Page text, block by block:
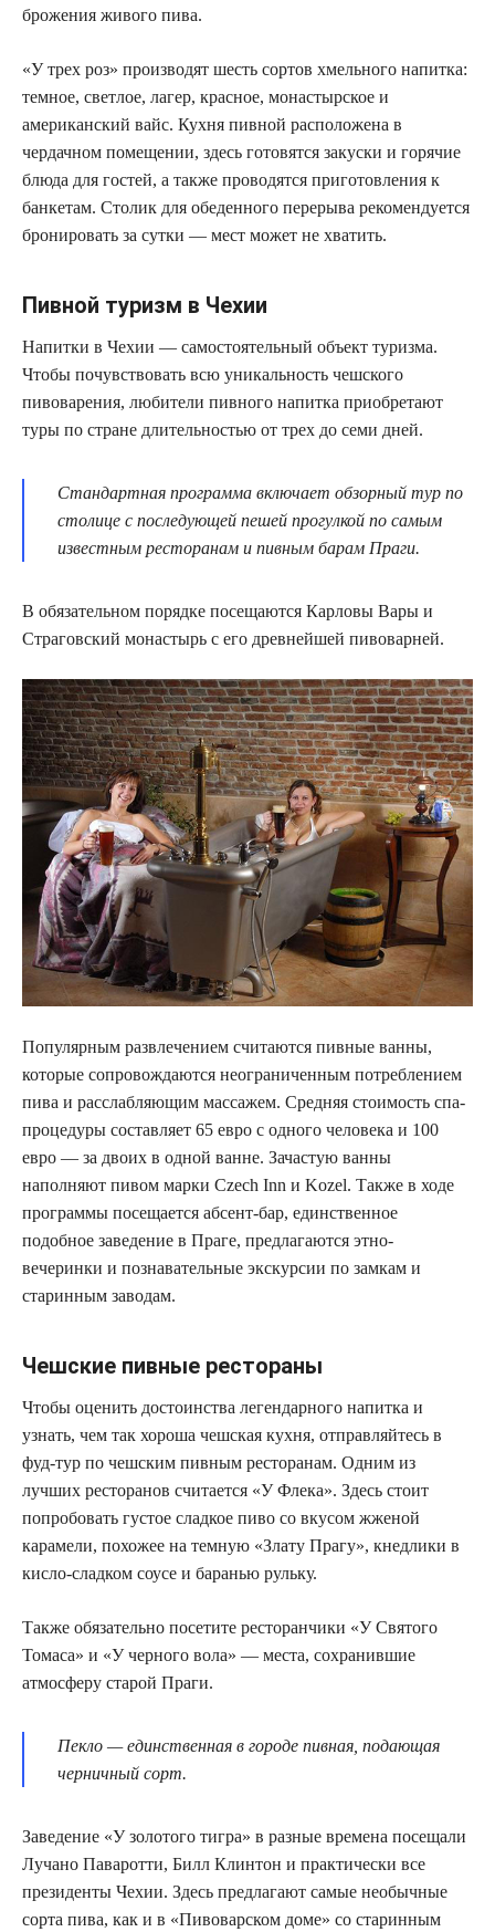
брожения живого пива.
«У трех роз» производят шесть сортов хмельного напитка:
темное, светлое, лагер, красное, монастырское и
американский вайс. Кухня пивной расположена в
чердачном помещении, здесь готовятся закуски и горячие
блюда для гостей, а также проводятся приготовления к
банкетам. Столик для обеденного перерыва рекомендуется
бронировать за сутки — мест может не хватить.
Пивной туризм в Чехии
Напитки в Чехии — самостоятельный объект туризма.
Чтобы почувствовать всю уникальность чешского
пивоварения, любители пивного напитка приобретают
туры по стране длительностью от трех до семи дней.
Стандартная программа включает обзорный тур по
столице с последующей пешей прогулкой по самым
известным ресторанам и пивным барам Праги.
В обязательном порядке посещаются Карловы Вары и
Страговский монастырь с его древнейшей пивоварней.
Популярным развлечением считаются пивные ванны,
которые сопровождаются неограниченным потреблением
пива и расслабляющим массажем. Средняя стоимость спа-
процедуры составляет 65 евро с одного человека и 100
евро — за двоих в одной ванне. Зачастую ванны
наполняют пивом марки Czech Inn и Kozel. Также в ходе
программы посещается абсент-бар, единственное
подобное заведение в Праге, предлагаются этно-
вечеринки и познавательные экскурсии по замкам и
старинным заводам.
Чешские пивные рестораны
Чтобы оценить достоинства легендарного напитка и
узнать, чем так хороша чешская кухня, отправляйтесь в
фуд-тур по чешским пивным ресторанам. Одним из
лучших ресторанов считается «У Флека». Здесь стоит
попробовать густое сладкое пиво со вкусом жженой
карамели, похожее на темную «Злату Прагу», кнедлики в
кисло-сладком соусе и баранью рульку.
Также обязательно посетите ресторанчики «У Святого
Томаса» и «У черного вола» — места, сохранившие
атмосферу старой Праги.
Пекло — единственная в городе пивная, подающая
черничный сорт.
Заведение «У золотого тигра» в разные времена посещали
Лучано Паваротти, Билл Клинтон и практически все
президенты Чехии. Здесь предлагают самые необычные
сорта пива, как и в «Пивоварском доме» со старинным